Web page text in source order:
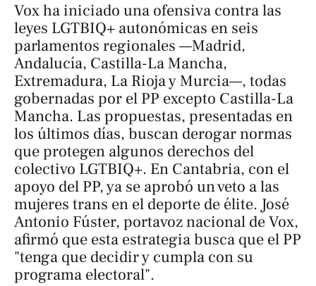
Vox ha iniciado una ofensiva contra las
leyes LGTBIQ+ autonómicas en seis
parlamentos regionales —Madrid,
Andalucía, Castilla-La Mancha,
Extremadura, La Rioja y Murcia—, todas
gobernadas por el PP excepto Castilla-La
Mancha. Las propuestas, presentadas en
los últimos días, buscan derogar normas
que protegen algunos derechos del
colectivo LGTBIQ+. En Cantabria, con el
apoyo del PP, ya se aprobó un veto a las
mujeres trans en el deporte de élite. José
Antonio Fúster, portavoz nacional de Vox,
afirmó que esta estrategia busca que el PP
"tenga que decidir y cumpla con su
programa electoral".